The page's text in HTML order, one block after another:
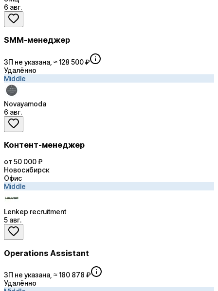
6 авг.
SMM-менеджер
ЗП не указана, ≈ 128 500 ₽
Удалённо
Middle
Novayamoda
6 авг.
Контент-менеджер
от 50 000 ₽
Новосибирск
Офис
Middle
Lenkep recruitment
5 авг.
Operations Assistant
ЗП не указана, ≈ 180 878 ₽
Удалённо